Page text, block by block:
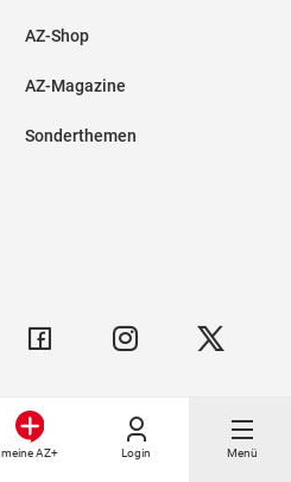
meine AZ+ Login Menü
AZ-Shop
AZ-Magazine
Sonderthemen